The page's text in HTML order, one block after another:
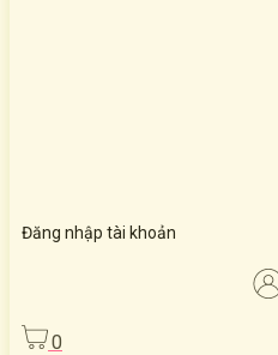
Đăng nhập tài khoản
0